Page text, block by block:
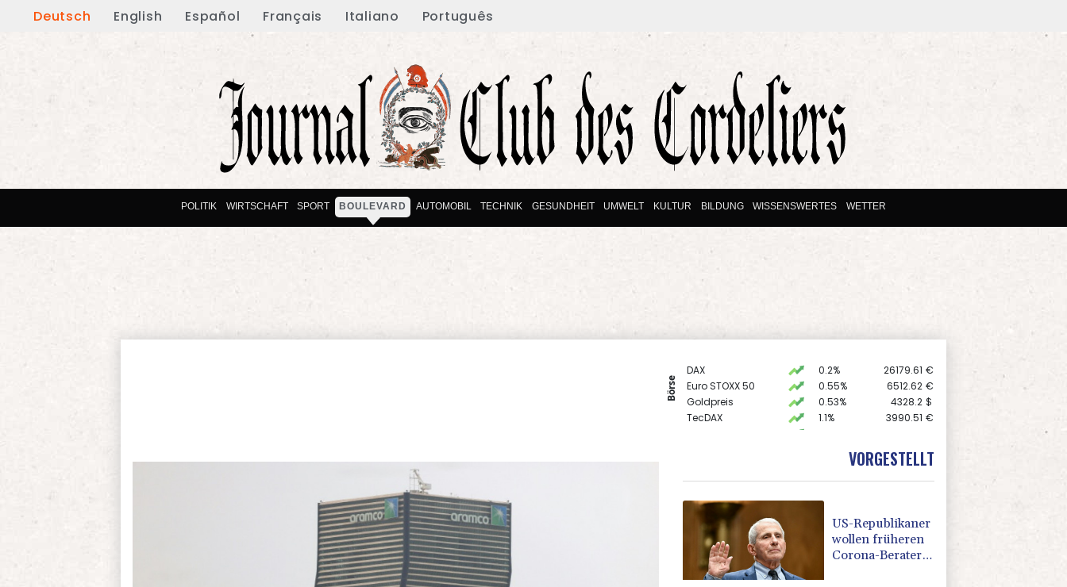
Deutsch English Español Français Italiano Português
POLITIK WIRTSCHAFT SPORT BOULEVARD AUTOMOBIL TECHNIK GESUNDHEIT UMWELT KULTUR BILDUNG WISSENSWERTES WETTER
Börse
DAX 0.2% 26179.61 €
Euro STOXX 50
0.55% 6512.62 €
Goldpreis
0.53% 4328.2 $
TecDAX
1.1% 3990.51 €
32431.12 €
1.1538 $
VORGESTELLT
US-Republikaner
wollen früheren
Corona-Berater